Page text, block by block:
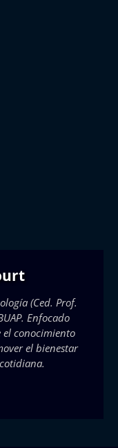
(Ced. Prof.
Enfocado
el conocimiento
el bienestar